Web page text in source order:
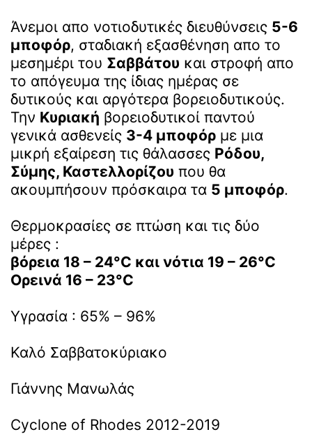
Άνεμοι απο νοτιοδυτικές διευθύνσεις 5-6
μποφόρ, σταδιακή εξασθένηση απο το
μεσημέρι του Σαββάτου και στροφή απο
το απόγευμα της ίδιας ημέρας σε
δυτικούς και αργότερα βορειοδυτικούς.
Την Κυριακή βορειοδυτικοί παντού
γενικά ασθενείς 3-4 μποφόρ με μια
μικρή εξαίρεση τις θάλασσες Ρόδου,
Σύμης, Καστελλορίζου που θα
ακουμπήσουν πρόσκαιρα τα 5 μποφόρ.
Θερμοκρασίες σε πτώση και τις δύο
μέρες :
βόρεια 18 – 24°C και νότια 19 – 26°C
Ορεινά 16 – 23°C
Υγρασία : 65% – 96%
Καλό Σαββατοκύριακο
Γιάννης Μανωλάς
Cyclone of Rhodes 2012-2019